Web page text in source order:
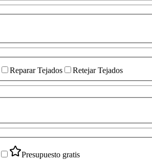
Reparar Tejados Retejar Tejados
Presupuesto gratis